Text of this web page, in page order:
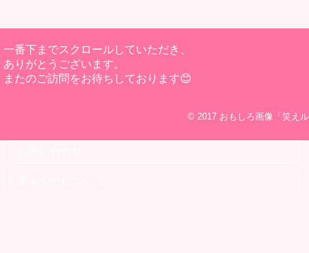
一番下までスクロールしていただき、
ありがとうございます。
またのご訪問をお待ちしております😊
© 2017 おもしろ画像「笑え